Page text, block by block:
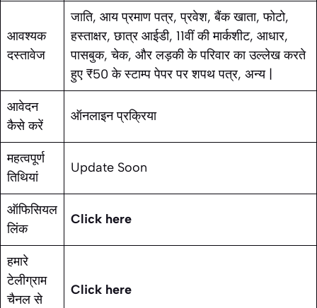
आवश्यक
दस्तावेज
जाति, आय प्रमाण पत्र, प्रवेश, बैंक खाता, फोटो,
हस्ताक्षर, छात्र आईडी, 11वीं की मार्कशीट, आधार,
पासबुक, चेक, और लड़की के परिवार का उल्लेख करते
हुए ₹50 के स्टाम्प पेपर पर शपथ पत्र, अन्य |
आवेदन
कैसे करें
ऑनलाइन प्रक्रिया
महत्वपूर्ण
तिथियां
Update Soon
ऑफिसियल
लिंक
Click here
हमारे
टेलीग्राम
चैनल से
Click here